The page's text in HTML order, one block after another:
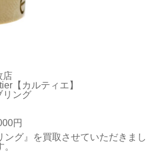
店
【カルティエ】
リング
円
グ』を買取させていただきまし